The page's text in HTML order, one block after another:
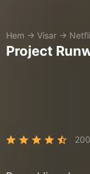
Hem → Visar →
Project